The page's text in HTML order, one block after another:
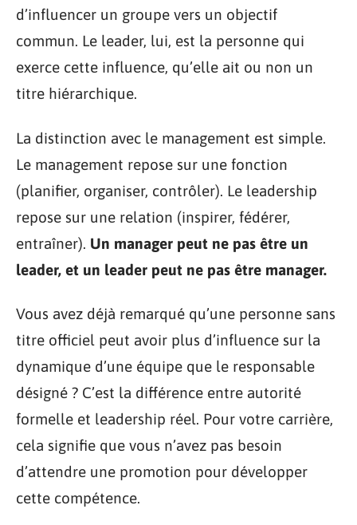
d’influencer un groupe vers un objectif
commun. Le leader, lui, est la personne qui
exerce cette influence, qu’elle ait ou non un
titre hiérarchique.
La distinction avec le management est simple.
Le management repose sur une fonction
(planifier, organiser, contrôler). Le leadership
repose sur une relation (inspirer, fédérer,
entraîner). Un manager peut ne pas être un
leader, et un leader peut ne pas être manager.
Vous avez déjà remarqué qu’une personne sans
titre officiel peut avoir plus d’influence sur la
dynamique d’une équipe que le responsable
désigné ? C’est la différence entre autorité
formelle et leadership réel. Pour votre carrière,
cela signifie que vous n’avez pas besoin
d’attendre une promotion pour développer
cette compétence.